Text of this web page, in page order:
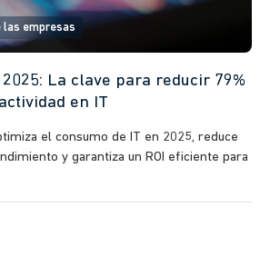
las empresas
La clave para reducir 79%
en IT
el consumo de IT en 2025, reduce
y garantiza un ROI eficiente para